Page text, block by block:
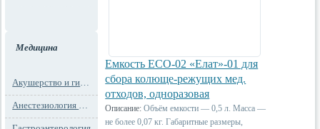
Медицина
Акушерство и гинекология
Анестезиология и реанимация
Емкость ЕСО-02 «Елат»-01 для
сбора колюще-режущих мед.
отходов, одноразовая
Описание: Объём емкости — 0,5 л. Масса —
не более 0,07 кг. Габаритные размеры,